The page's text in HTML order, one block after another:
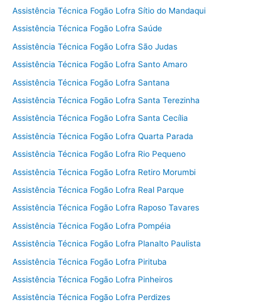
Assistência Técnica Fogão Lofra Sítio do Mandaqui
Assistência Técnica Fogão Lofra Saúde
Assistência Técnica Fogão Lofra São Judas
Assistência Técnica Fogão Lofra Santo Amaro
Assistência Técnica Fogão Lofra Santana
Assistência Técnica Fogão Lofra Santa Terezinha
Assistência Técnica Fogão Lofra Santa Cecília
Assistência Técnica Fogão Lofra Quarta Parada
Assistência Técnica Fogão Lofra Rio Pequeno
Assistência Técnica Fogão Lofra Retiro Morumbi
Assistência Técnica Fogão Lofra Real Parque
Assistência Técnica Fogão Lofra Raposo Tavares
Assistência Técnica Fogão Lofra Pompéia
Assistência Técnica Fogão Lofra Planalto Paulista
Assistência Técnica Fogão Lofra Pirituba
Assistência Técnica Fogão Lofra Pinheiros
Assistência Técnica Fogão Lofra Perdizes